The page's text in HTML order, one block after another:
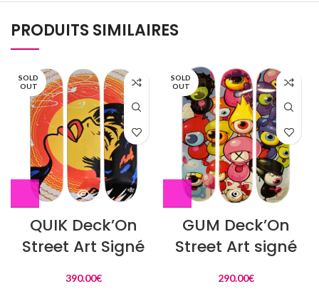
PRODUITS SIMILAIRES
SOLD
OUT
QUIK Deck’On
Street Art Signé
390.00€
SOLD
OUT
GUM Deck’On
Street Art signé
290.00€